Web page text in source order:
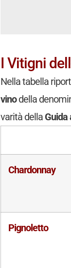
I Vitigni
Nella tabella
vinodella
varità della Guida
Chardonnay
Pignoletto